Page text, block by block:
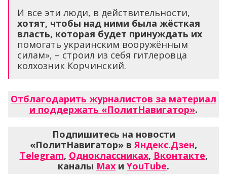
И все эти люди, в действительности,
хотят, чтобы над ними была жёсткая
власть, которая будет принуждать их
помогать украинским вооружённым
силам», – строил из себя гитлеровца
колхозник Корчинский.
Отблагодарить журналистов за материал
и поддержать «ПолитНавигатор».
Подпишитесь на новости
«ПолитНавигатор» вЯндекс.Дзен,
Telegram, Одноклассниках, Вконтакте,
каналы Max и YouTube.